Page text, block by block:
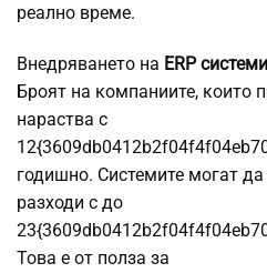
реално време.
Внедряването на ERP системи
Броят на компаниите, които
нараства с
годишно. Системите могат
разходи с до
Това е от полза за